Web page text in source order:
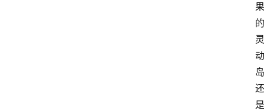
果
的
灵
动
岛
还
是